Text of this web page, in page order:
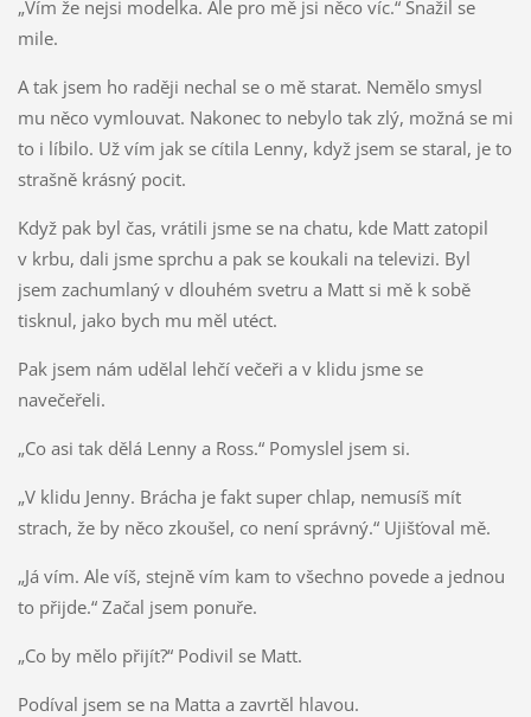
„Vím že nejsi modelka. Ale pro mě jsi něco víc.“ Snažil se
mile.
A tak jsem ho raději nechal se o mě starat. Nemělo smysl
mu něco vymlouvat. Nakonec to nebylo tak zlý, možná se mi
to i líbilo. Už vím jak se cítila Lenny, když jsem se staral, je to
strašně krásný pocit.
Když pak byl čas, vrátili jsme se na chatu, kde Matt zatopil
v krbu, dali jsme sprchu a pak se koukali na televizi. Byl
jsem zachumlaný v dlouhém svetru a Matt si mě k sobě
tisknul, jako bych mu měl utéct.
Pak jsem nám udělal lehčí večeři a v klidu jsme se
navečeřeli.
„Co asi tak dělá Lenny a Ross.“ Pomyslel jsem si.
„V klidu Jenny. Brácha je fakt super chlap, nemusíš mít
strach, že by něco zkoušel, co není správný.“ Ujišťoval mě.
„Já vím. Ale víš, stejně vím kam to všechno povede a jednou
to přijde.“ Začal jsem ponuře.
„Co by mělo přijít?“ Podivil se Matt.
Podíval jsem se na Matta a zavrtěl hlavou.